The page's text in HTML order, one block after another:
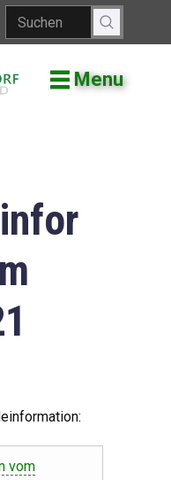
Menu
vom